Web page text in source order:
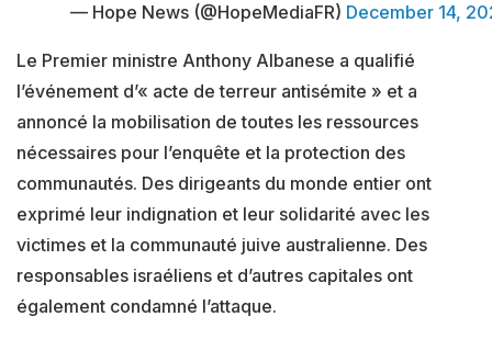
— Hope News (@HopeMediaFR) December 14,
Le Premier ministre Anthony Albanese a qualifié
l’événement d’« acte de terreur antisémite » et a
annoncé la mobilisation de toutes les ressources
nécessaires pour l’enquête et la protection des
communautés. Des dirigeants du monde entier ont
exprimé leur indignation et leur solidarité avec les
victimes et la communauté juive australienne. Des
responsables israéliens et d’autres capitales ont
également condamné l’attaque.